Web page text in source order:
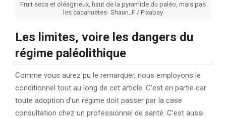
Fruit secs et oléagineux, haut de la pyramide du paléo, mais pas
les cacahuètes- Shaun_F / Pixabay
Les limites, voire les dangers du
régime paléolithique
Comme vous aurez pu le remarquer, nous employons le
conditionnel tout au long de cet article. C’est en partie car
toute adoption d’un régime doit passer par la case
consultation chez un professionnel de santé. C’est aussi